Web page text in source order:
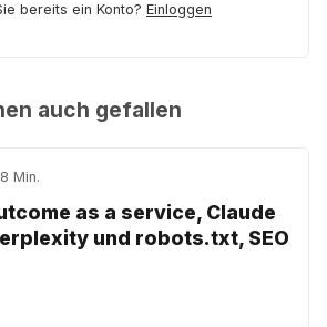
bereits ein Konto? Einloggen
auch gefallen
Min.
as a service, Claude
und robots.txt, SEO